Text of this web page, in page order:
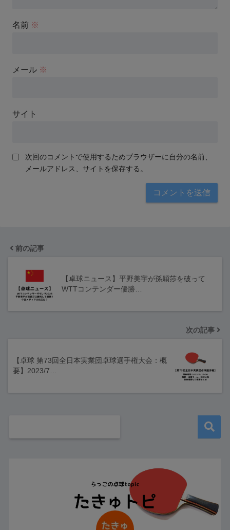
名前 ※
メール ※
サイト
次回のコメントで使用するためブラウザーに自分の名前、
メールアドレス、サイトを保存する。
前の記事
【卓球ニュース】平野美宇が孫穎莎を破って
WTTコンテンダー優勝…
次の記事
【卓球 第73回全日本実業団卓球選手権大会：概
要】2023/7…